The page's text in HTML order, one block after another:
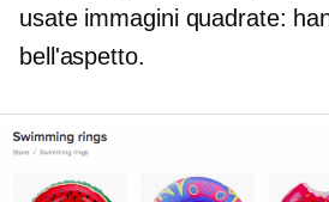
usate immagini quadrate:
bell'aspetto.